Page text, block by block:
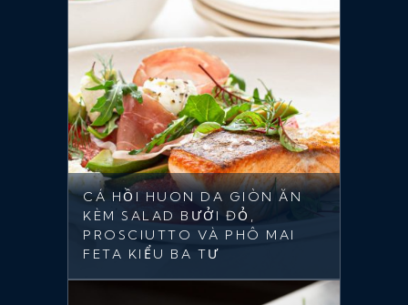
CÁ HỒI HUON DA GIÒN ĂN
KÈM SALAD BƯỞI ĐỎ,
PROSCIUTTO VÀ PHÔ MAI
FETA KIỂU BA TƯ